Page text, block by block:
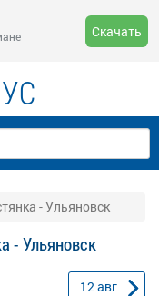
Скачать
- Ульяновск
- Ульяновск
12авг